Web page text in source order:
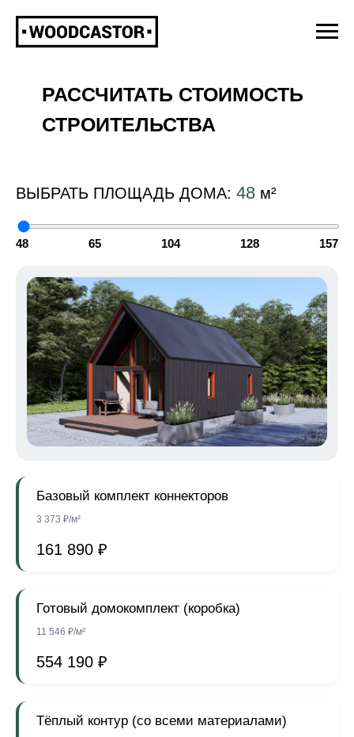
РАССЧИТАТЬ СТОИМОСТЬ
СТРОИТЕЛЬСТВА
ВЫБРАТЬ ПЛОЩАДЬ ДОМА: 48 м²
48 65 104 128 157
Базовый комплект коннекторов
3 373 ₽/м²
161 890 ₽
Готовый домокомплект (коробка)
11 546 ₽/м²
554 190 ₽
Тёплый контур (со всеми материалами)